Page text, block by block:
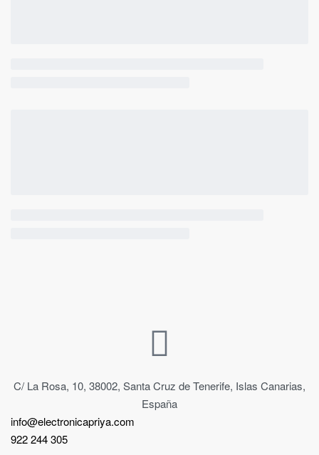
C/ La Rosa, 10, 38002, Santa Cruz de Tenerife, Islas Canarias,
España
info@electronicapriya.com
922 244 305